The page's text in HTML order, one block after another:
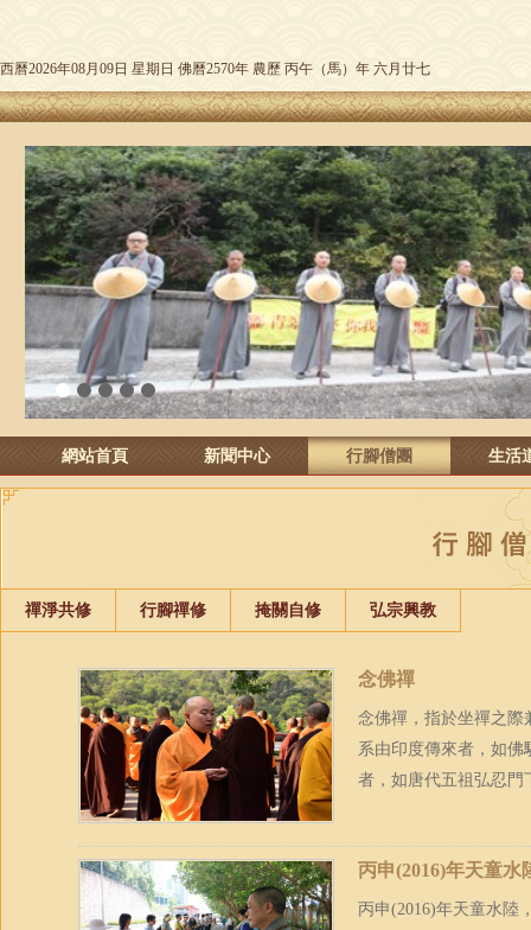
西曆2026年08月09日 星期日 佛曆2570年 農歷 丙午（馬）年 六月廿七
1 2 3 4 5
網站首頁 新聞中心 行腳僧團 生活
禪淨共修 行腳禪修 掩關自修 弘宗興教
念佛禪
念佛禪，指於坐禪之際
系由印度傳來者，如
者，如唐代五祖弘忍門
丙申(2016)年天童水
丙申(2016)年天童水陸